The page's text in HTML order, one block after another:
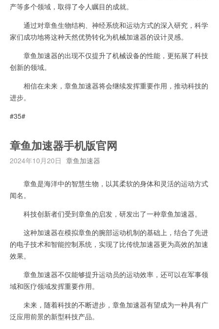
产等多个领域，取得了令人瞩目的成就。
通过对章鱼生物结构、神经系统和运动方式的深入研究，科学
家们成功地将这种天然优势转化为机械加速器的设计灵感。
章鱼加速器的出现不仅提升了机械设备的性能，更拓展了科技
创新的领域。
相信在未来，章鱼加速器将会继续发挥重要作用，推动科技的
进步。
#35#
章鱼加速器手机版官网
2024年10月20日 章鱼加速器
章鱼是海洋中的智慧生物，以其柔软的身体和灵活的运动方式
闻名。
科技创新者们受到章鱼的启发，研发出了一种章鱼加速器。
这种加速器在模拟章鱼的腕部运动机制的基础上，结合了先进
的电子技术和智能控制系统，实现了比传统加速器更为高效的加速
效果。
章鱼加速器不仅能够提升运动员的运动效率，还可以在军事领
域和医疗领域发挥重要作用。
未来，随着科技的不断进步，章鱼加速器有望成为一种具有广
泛应用前景的新型科技产品。